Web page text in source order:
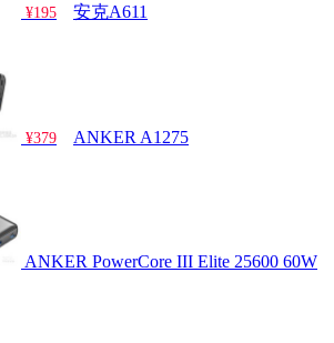
¥195 安克A611
¥379 ANKER A1275
ANKER PowerCore III Elite 25600 60W